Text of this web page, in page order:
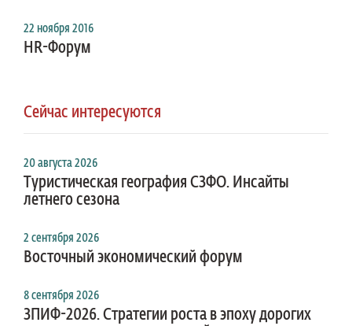
22 ноября 2016
HR-Форум
Сейчас интересуются
20 августа 2026
Туристическая география СЗФО. Инсайты
летнего сезона
2 сентября 2026
Восточный экономический форум
8 сентября 2026
ЗПИФ-2026. Стратегии роста в эпоху дорогих